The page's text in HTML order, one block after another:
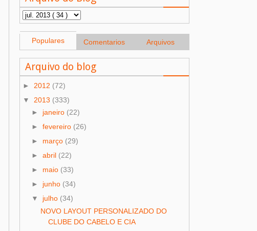
Populares Comentarios Arquivos
Arquivo do blog
► 2012 (72)
▼ 2013 (333)
► janeiro (22)
► fevereiro (26)
► março (29)
► abril (22)
► maio (33)
► junho (34)
▼ julho (34)
NOVO LAYOUT PERSONALIZADO DO
CLUBE DO CABELO E CIA